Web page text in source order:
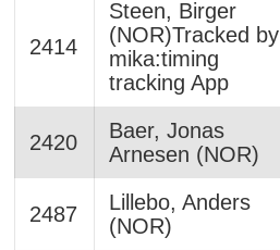
2414
Steen, Birger
(NOR)Tracked by
mika:timing
tracking App
2420
Baer, Jonas
Arnesen (NOR)
2487
Lillebo, Anders
(NOR)